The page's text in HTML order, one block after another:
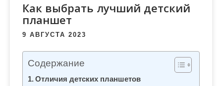
Как выбрать лучший детский
планшет
9 АВГУСТА 2023
Содержание
Отличия детских планшетов